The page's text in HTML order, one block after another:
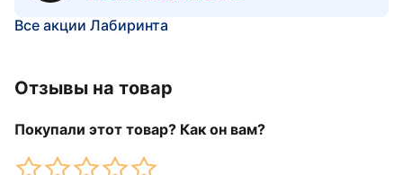
Все акции Лабиринта
Отзывы на товар
Покупали этот товар? Как он вам?